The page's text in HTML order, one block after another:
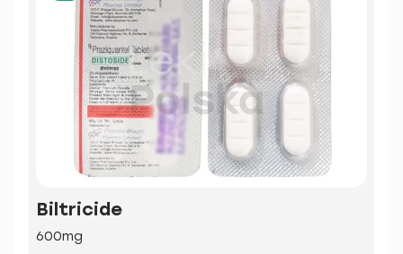
Biltricide
600mg